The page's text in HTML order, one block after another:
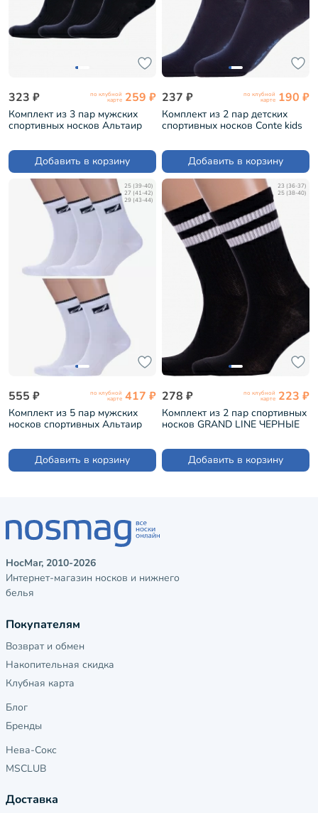
323 ₽ по клубной
карте 259 ₽
Комплект из 3 пар мужских
спортивных носков Альтаир
Добавить в корзину
237 ₽ по клубной
карте 190 ₽
Комплект из 2 пар детских
спортивных носков Conte kids
20С-167СП)
Добавить в корзину
25 (39-40)
27 (41-42)
29 (43-44)
555 ₽ по клубной
карте 417 ₽
Комплект из 5 пар мужских
носков спортивных Альтаир
Добавить в корзину
23 (36-37)
25 (38-40)
278 ₽ по клубной
карте 223 ₽
Комплект из 2 пар спортивных
носков GRAND LINE ЧЕРНЫЕ
Добавить в корзину
НосМаг, 2010-2026
Интернет-магазин носков и нижнего
белья
Покупателям
Возврат и обмен
Накопительная скидка
Клубная карта
Блог
Бренды
Нева-Сокс
MSCLUB
Доставка